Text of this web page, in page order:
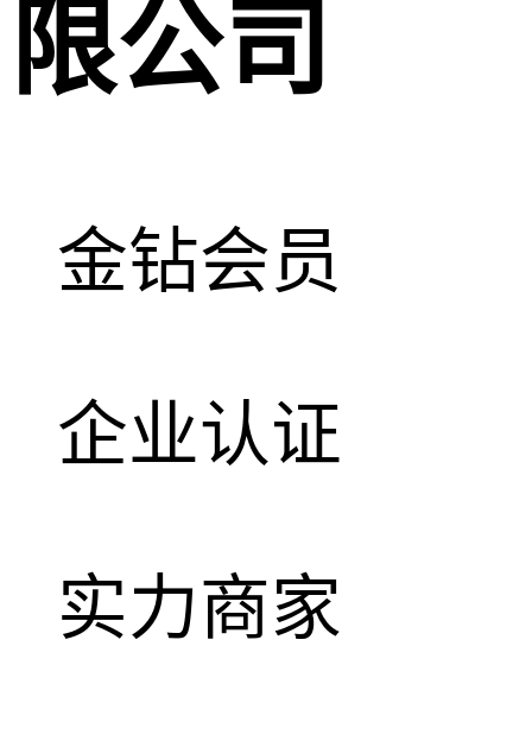
限公司
金钻会员
企业认证
实力商家